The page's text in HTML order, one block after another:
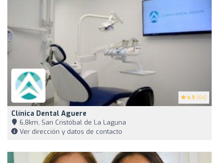
4.9 (64)
Clínica Dental Aguere
6,8km, San Cristóbal de La Laguna
Ver dirección y datos de contacto